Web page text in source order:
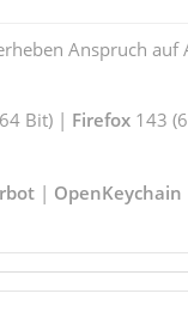
Anspruch
Bit) | Firefox143
|